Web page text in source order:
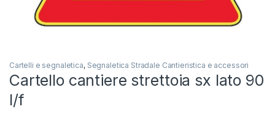
Cartelli e segnaletica, Segnaletica Stradale Cantieristica e accessori
Cartello cantiere strettoia sx lato 90
l/f